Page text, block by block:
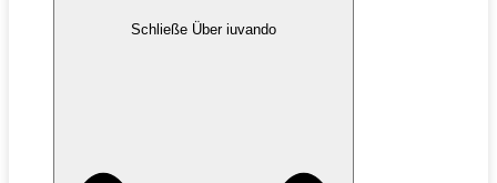
Schließe Über iuvando